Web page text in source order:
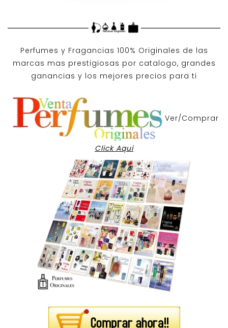
Perfumes y Fragancias 100% Originales de las
marcas mas prestigiosas por catalogo, grandes
ganancias y los mejores precios para ti
Ver/Comprar
Click Aqui